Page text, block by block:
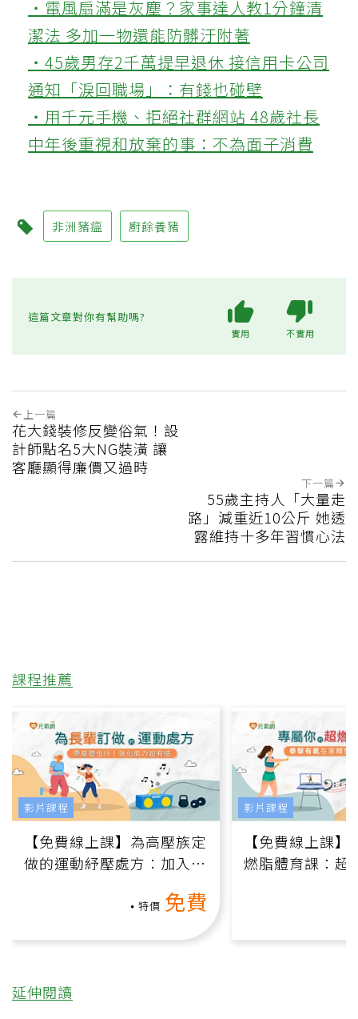
‧電風扇滿是灰塵？家事達人教1分鐘清
潔法 多加一物還能防髒汙附著
‧45歲男存2千萬提早退休 接信用卡公司
通知「淚回職場」：有錢也碰壁
‧用千元手機、拒絕社群網站 48歲社長
中年後重視和放棄的事：不為面子消費
非洲豬瘟 廚餘養豬
這篇文章對你有幫助嗎?
實用 不實用
上一篇
花大錢裝修反變俗氣！設
計師點名5大NG裝潢 讓
客廳顯得廉價又過時
下一篇
55歲主持人「大量走
路」減重近10公斤 她透
露維持十多年習慣心法
課程推薦
【免費線上課】為高壓族定
做的運動紓壓處方：加入行
特價 免費
影片課程
【免費線上課
燃脂體育課：超
影片課程
延伸閱讀